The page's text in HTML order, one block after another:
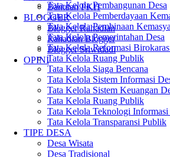
Bantuan PKH
BLOGGER
Blogger Rahadian
Rahadian Blogger
Blogger Sriwidadi
OPINI
Tata Kelola Pembangunan Desa
Tata Kelola Pemberdayaan
Tata Kelola Pembinaan
Tata Kelola Pemerintahan Desa
Tata Kelola Reformasi
Tata Kelola Ruang Publik
Tata Kelola Siaga Bencana
Tata Kelola Sistem Informasi
Tata Kelola Sistem Keuangan
Tata Kelola Ruang Publik
Tata Kelola Teknologi Informasi
Tata Kelola Transparansi Publik
TIPE DESA
Desa Wisata
Desa Tradisional